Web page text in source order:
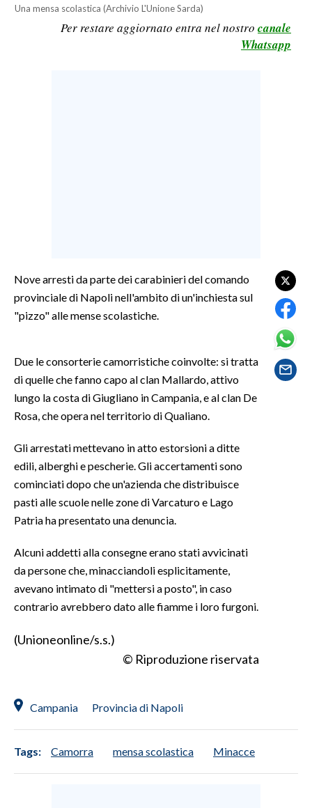
LAVORO
CULTURA
GOSSIP
SALUTE
SARDI NEL MONDO
NOTIZIE
EVENTI
3 MINUTI CON
INSULARITÀ
INFO AZIENDE
NECROLOGI
SPIAGGE
Una mensa scolastica (Archivio L'Unione Sarda)
Per restare aggiornato entra nel nostro canale
Whatsapp
Nove arresti da parte dei carabinieri del comando
provinciale di Napoli nell'ambito di un'inchiesta sul
"pizzo" alle mense scolastiche.
Due le consorterie camorristiche coinvolte: si tratta
di quelle che fanno capo al clan Mallardo, attivo
lungo la costa di Giugliano in Campania, e al clan De
Rosa, che opera nel territorio di Qualiano.
Gli arrestati mettevano in atto estorsioni a ditte
edili, alberghi e pescherie. Gli accertamenti sono
cominciati dopo che un'azienda che distribuisce
pasti alle scuole nelle zone di Varcaturo e Lago
Patria ha presentato una denuncia.
Alcuni addetti alla consegne erano stati avvicinati
da persone che, minacciandoli esplicitamente,
avevano intimato di "mettersi a posto", in caso
contrario avrebbero dato alle fiamme i loro furgoni.
(Unioneonline/s.s.)
© Riproduzione riservata
Campania Provincia di Napoli
Tags: Camorra mensa scolastica Minacce